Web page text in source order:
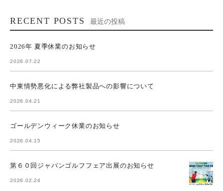
RECENT POSTS 最近の投稿
2026年 夏季休業のお知らせ
2026.07.22
中東情勢悪化による弊社製品への影響について
2026.04.21
ゴールデンウィーク休業のお知らせ
2026.04.15
第６０回ジャパンゴルフフェア出展のお知らせ
2026.02.24